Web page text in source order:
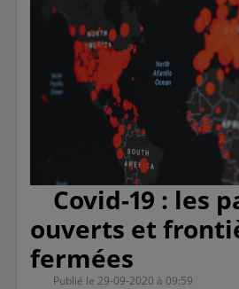
Covid-19 : les
ouverts et
fermées
Publié le 29-09-2020 à 09:59